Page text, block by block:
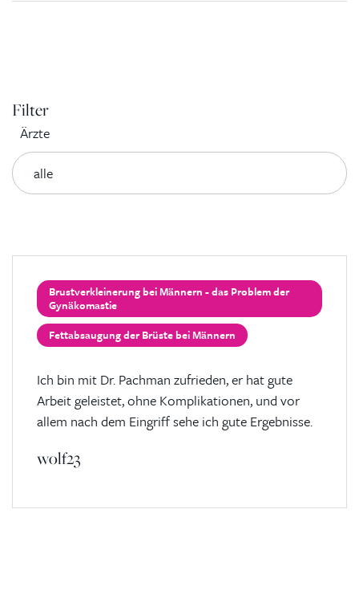
Filter
Ärzte
Brustverkleinerung bei Männern - das Problem der
Gynäkomastie
Fettabsaugung der Brüste bei Männern
Ich bin mit Dr. Pachman zufrieden, er hat gute
Arbeit geleistet, ohne Komplikationen, und vor
allem nach dem Eingriff sehe ich gute Ergebnisse.
wolf23